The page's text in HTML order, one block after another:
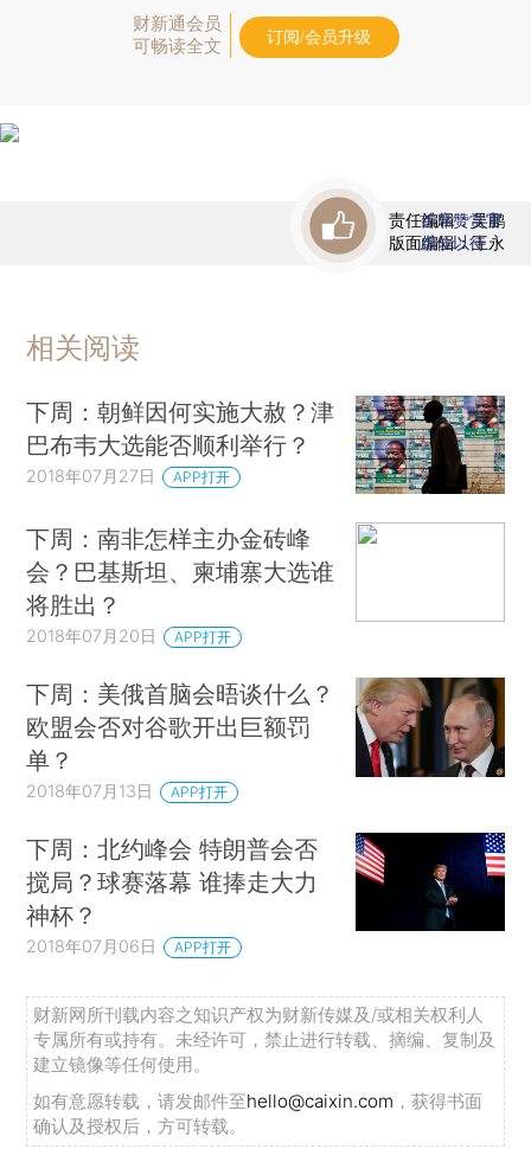
财新通会员
可畅读全文
订阅/会员升级
责任编辑：吴鹏
版面编辑：王永
首席赞赏官
虚位以待
相关阅读
下周：朝鲜因何实施大赦？津
巴布韦大选能否顺利举行？
2018年07月27日 APP打开
下周：南非怎样主办金砖峰
会？巴基斯坦、柬埔寨大选谁
将胜出？
2018年07月20日 APP打开
下周：美俄首脑会晤谈什么？
欧盟会否对谷歌开出巨额罚
单？
2018年07月13日 APP打开
下周：北约峰会 特朗普会否
搅局？球赛落幕 谁捧走大力
神杯？
2018年07月06日 APP打开
财新网所刊载内容之知识产权为财新传媒及/或相关权利人
专属所有或持有。未经许可，禁止进行转载、摘编、复制及
建立镜像等任何使用。
如有意愿转载，请发邮件至hello@caixin.com ，获得书面
确认及授权后，方可转载。